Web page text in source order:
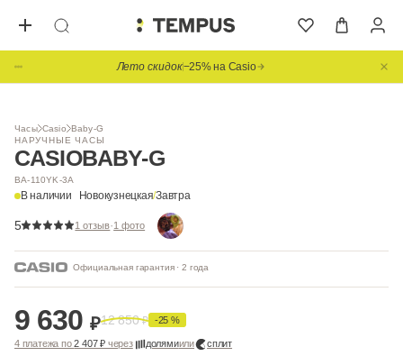
Лето скидок−25% на Casio
Часы Casio Baby-G
НАРУЧНЫЕ ЧАСЫ
CASIOBABY-G
BA-110YK-3A
В наличии Новокузнецкая/Завтра
5 1 отзыв·1 фото
Официальная гарантия · 2 года
1/ 4
9 630 ₽12 850₽ -25 %
4 платежа по2 407 ₽через долямиили сплит